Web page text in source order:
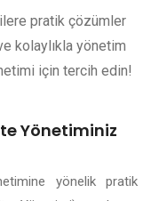
pratik çözümler
kolaylıkla yönetim
için tercih edin!
Yönetiminiz
yönelik pratik